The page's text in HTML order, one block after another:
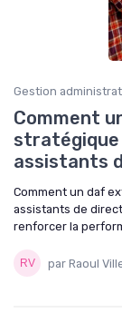
Gestion
Comment
stratégique
assistants
Comment un daf
assistants de
renforcer la
par Raoul